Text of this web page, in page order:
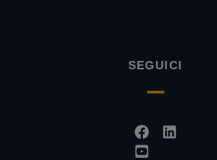
SEGUICI
Facebook
Linkedin
Youtube-
square